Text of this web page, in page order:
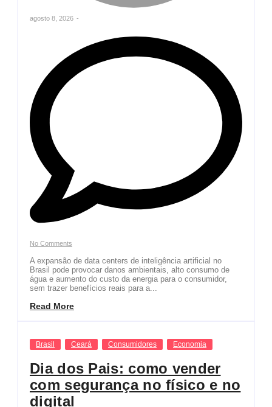
agosto 8, 2026 -
No Comments
A expansão de data centers de inteligência artificial no
Brasil pode provocar danos ambientais, alto consumo de
água e aumento do custo da energia para o consumidor,
sem trazer benefícios reais para a...
Read More
Brasil Ceará Consumidores Economia
Dia dos Pais: como vender
com segurança no físico e no
digital